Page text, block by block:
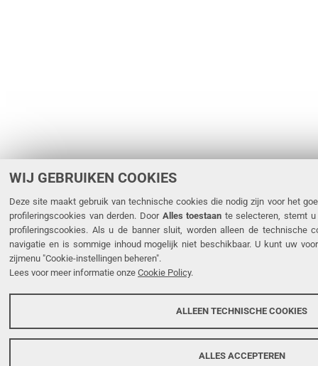
WIJ GEBRUIKEN COOKIES
Deze site maakt gebruik van technische cookies die nodig zijn voor het
profileringscookies van derden. Door Alles toestaan te selecteren, stemt
profileringscookies. Als u de banner sluit, worden alleen de technische
navigatie en is sommige inhoud mogelijk niet beschikbaar. U kunt uw
zijmenu "Cookie-instellingen beheren".
Lees voor meer informatie onze Cookie Policy.
ALLEEN TECHNISCHE COOKIES
ALLES ACCEPTEREN